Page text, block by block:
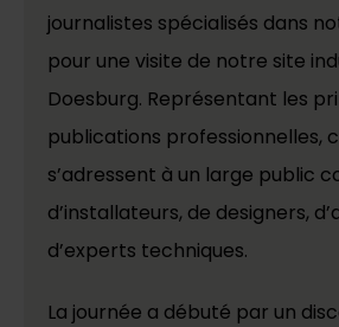
journalistes spécialisés dans
pour une visite de notre site
Doesburg. Représentant les
publications professionnelles,
s’adressent à un large public
d’installateurs, de designers,
d’experts techniques.
La journée a débuté par un